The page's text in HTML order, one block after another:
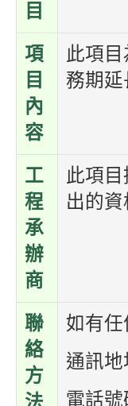
目
項
目
內
容
此項
務期延
工
程
承
辦
商
此項
出的
聯
絡
方
如有任
通訊
電話號